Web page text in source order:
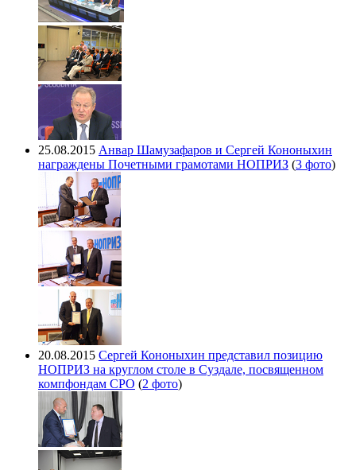
25.08.2015 Анвар Шамузафаров и Сергей Кононыхин
награждены Почетными грамотами НОПРИЗ (3 фото)
20.08.2015 Сергей Кононыхин представил позицию
НОПРИЗ на круглом столе в Суздале, посвященном
компфондам СРО (2 фото)